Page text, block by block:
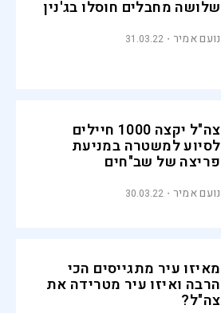
שלושה מחבלים חוסלו בג'נין
נועם אמיר 31.03.22
צה"ל יקצה 1000 חיילים
לסיוע למשטרה במניעת
פריצה של שב"חים
נועם אמיר 30.03.22
מאיזו עיר מתגייסים הכי
הרבה ואיזו עיר מטרידה את
צה"ל?